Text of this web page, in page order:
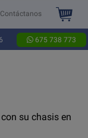
Contáctanos
675 738 773
su chasis en